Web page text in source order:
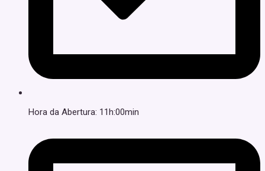
Hora da Abertura: 11h:00min